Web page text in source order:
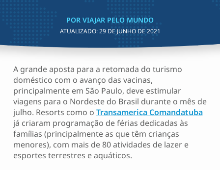
POR VIAJAR PELO MUNDO
ATUALIZADO:29 DE JUNHO DE 2021
A grande aposta para a retomada do turismo
doméstico com o avanço das vacinas,
principalmente em São Paulo, deve estimular
viagens para o Nordeste do Brasil durante o mês de
julho. Resorts como o Transamerica Comandatuba
já criaram programação de férias dedicadas às
famílias (principalmente as que têm crianças
menores), com mais de 80 atividades de lazer e
esportes terrestres e aquáticos.